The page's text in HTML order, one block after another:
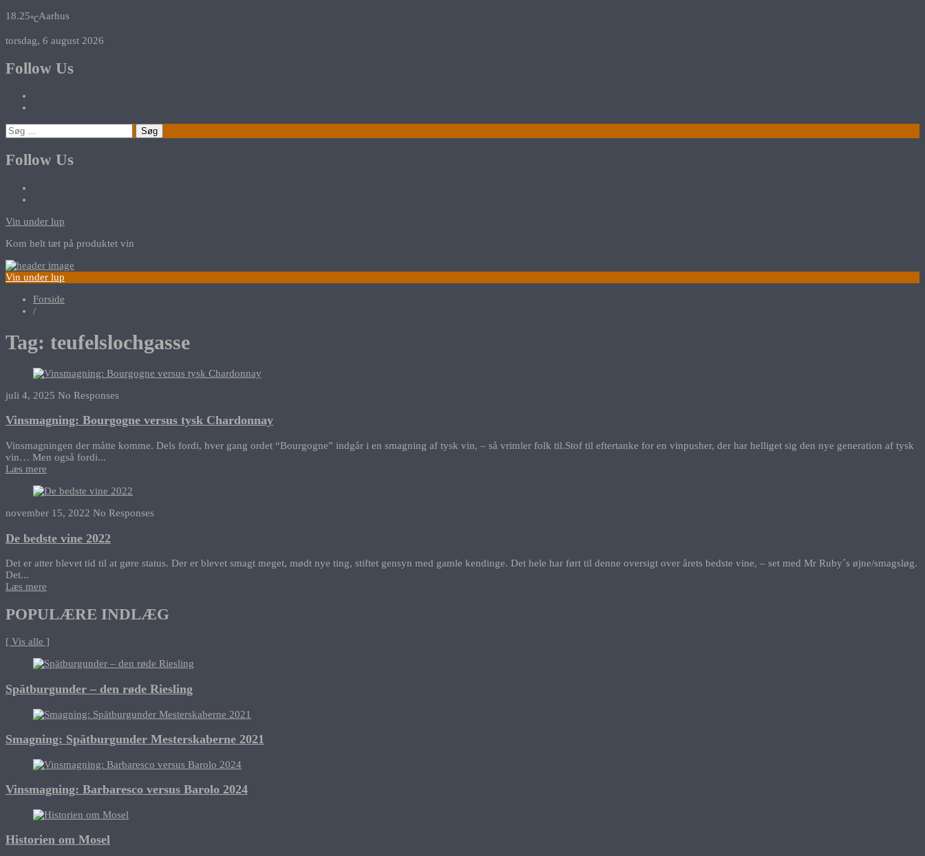
18.25℃Aarhus
torsdag, 6 august 2026
Follow Us
Søg
efter:
Follow Us
Vin under lup
Kom helt tæt på produktet vin
Vin under lup
Forside
/
Tag: teufelslochgasse
juli 4, 2025 No Responses
Vinsmagning: Bourgogne versus tysk Chardonnay
Vinsmagningen der måtte komme. Dels fordi, hver gang ordet “Bourgogne” indgår i en smagning af tysk vin, – så vrimler folk til.Stof til eftertanke for en vinpusher, der har helliget sig den nye generation af tysk
vin… Men også fordi...
Læs mere
november 15, 2022 No Responses
De bedste vine 2022
Det er atter blevet tid til at gøre status. Der er blevet smagt meget, mødt nye ting, stiftet gensyn med gamle kendinge. Det hele har ført til denne oversigt over årets bedste vine, – set med Mr Ruby´s øjne/smagsløg.
Det...
Læs mere
POPULÆRE INDLÆG
[ Vis alle ]
Spätburgunder – den røde Riesling
Smagning: Spätburgunder Mesterskaberne 2021
Vinsmagning: Barbaresco versus Barolo 2024
Historien om Mosel